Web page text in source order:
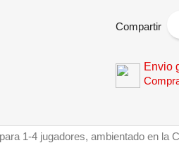
Compartir
Envio
1-4 jugadores, ambientado en la